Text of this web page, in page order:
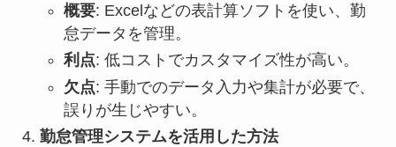
概要: Excelなどの表計算ソフトを使い、勤
怠データを管理。
利点: 低コストでカスタマイズ性が高い。
欠点: 手動でのデータ入力や集計が必要で、
誤りが生じやすい。
勤怠管理システムを活用した方法